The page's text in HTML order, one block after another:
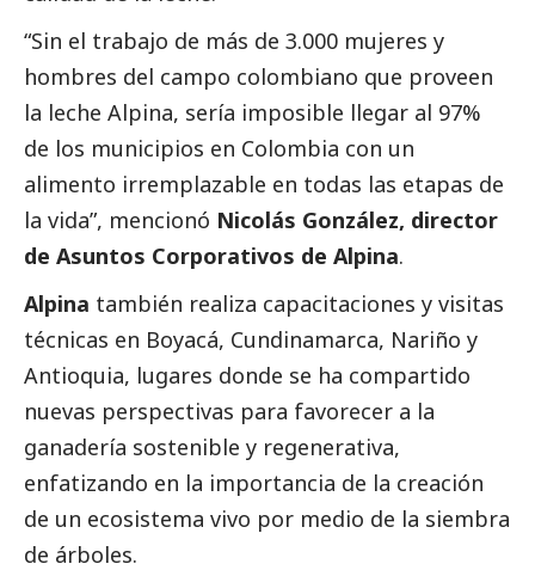
“Sin el trabajo de más de 3.000 mujeres y
hombres del campo colombiano que proveen
la leche Alpina, sería imposible llegar al 97%
de los municipios en Colombia con un
alimento irremplazable en todas las etapas de
la vida”, mencionó Nicolás González, director
de Asuntos Corporativos de Alpina.
Alpina también realiza capacitaciones y visitas
técnicas en Boyacá, Cundinamarca, Nariño y
Antioquia, lugares donde se ha compartido
nuevas perspectivas para favorecer a la
ganadería sostenible y regenerativa,
enfatizando en la importancia de la creación
de un ecosistema vivo por medio de la siembra
de árboles.